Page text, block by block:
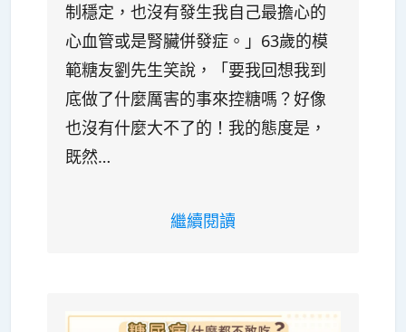
制穩定，也沒有發生我自己最擔心的
心血管或是腎臟併發症。」63歲的模
範糖友劉先生笑說，「要我回想我到
底做了什麼厲害的事來控糖嗎？好像
也沒有什麼大不了的！我的態度是，
既然…
繼續閱讀